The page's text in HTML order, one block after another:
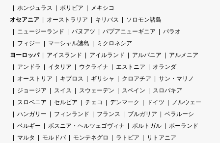
ホンジュラス
ボリビア
メキシコ
オセアニア
オーストラリア キリバス
ソロモン諸島
ニュージーランド
バヌアツ パプアニューギニア
パラオ
フィジー
マーシャル諸島
ミクロネシア
ヨーロッパ
アイスランド アイルランド アルバニア
アルメニア
アンドラ
イタリア ウクライナ エストニア
オランダ
オーストリア
キプロス ギリシャ クロアチア
サン・マリノ
ジョージア
スイス スウェーデン スペイン
スロバキア
スロベニア
セルビア チェコ デンマーク ドイツ
ノルウェー
ハンガリー
フィンランド フランス ブルガリア
ベラルーシ
ベルギー
ボスニア・ヘルツェゴヴィナ ポルトガル
ポーランド
マルタ
モルドバ モンテネグロ ラトビア リトアニア